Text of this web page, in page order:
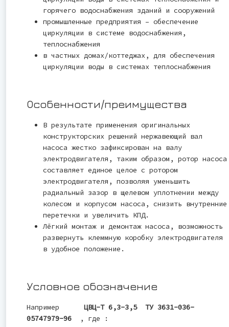
горячего водоснабжения зданий и сооружений
промышленные предприятия – обеспечение
циркуляции в системе водоснабжения,
теплоснабжения
в частных домах/коттеджах, для обеспечения
циркуляции воды в системах теплоснабжения
Особенности/преимущества
В результате применения оригинальных
конструкторских решений нержавеющий вал
насоса жестко зафиксирован на валу
электродвигателя, таким образом, ротор насоса
составляет единое целое с ротором
электродвигателя, позволяя уменьшить
радиальный зазор в щелевом уплотнении между
колесом и корпусом насоса, снизить внутренние
перетечки и увеличить КПД.
Лёгкий монтаж и демонтаж насоса, возможность
развернуть клеммную коробку электродвигателя
в удобное положение.
Условное обозначение
Например
ЦВЦ-Т 6,3-3,5 ТУ 3631-036-
05747979-96
, где :